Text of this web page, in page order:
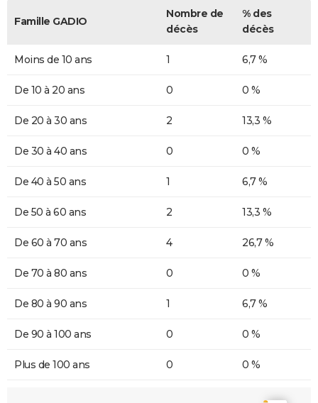
Famille GADIO
Nombre de
décès
% des
décès
Moins de 10 ans 1 6,7 %
De 10 à 20 ans 0 0 %
De 20 à 30 ans 2 13,3 %
De 30 à 40 ans 0 0 %
De 40 à 50 ans 1 6,7 %
De 50 à 60 ans 2 13,3 %
De 60 à 70 ans 4 26,7 %
De 70 à 80 ans 0 0 %
De 80 à 90 ans 1 6,7 %
De 90 à 100 ans 0 0 %
Plus de 100 ans 0 0 %